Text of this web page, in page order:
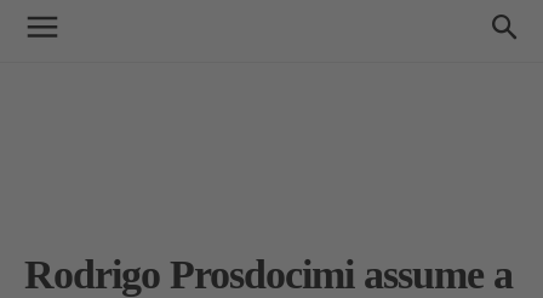
Rodrigo Prosdocimi assume a